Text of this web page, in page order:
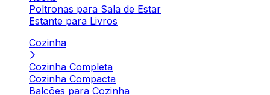
Poltronas para Sala de Estar
Estante para Livros
Cozinha
Cozinha Completa
Cozinha Compacta
Balcões para Cozinha